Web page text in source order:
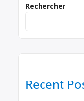
visait à
locales, les
d’une structure
Rechercher
Recent